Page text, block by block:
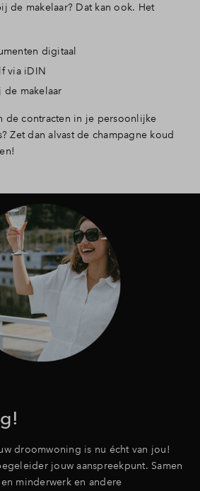
de makelaar? Dat kan ook. Het
digitaal
via iDIN
makelaar
de contracten in je persoonlijke
Zet dan alvast de champagne koud
droomwoning is nu écht van jou!
jouw aanspreekpunt. Samen
minderwerk en andere